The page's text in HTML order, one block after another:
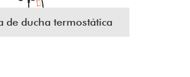
de ducha termostática